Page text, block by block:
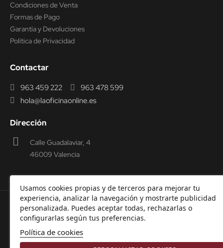
Usamos cookies propias y de terceros para mejorar tu
experiencia, analizar la navegación y mostrarte publicidad
personalizada. Puedes aceptar todas, rechazarlas o
configurarlas según tus preferencias.
Política de cookies
Condiciones de Venta
Formas de Pago
Garantía y Devoluciones
Política de Privacidad
Contactar
963 459 222
963 478 599
hola@laoficinaonline.es
Dirección
Calle Guadalaviar, 4
46009 Valencia
© 2000-2026 Laoficinaonline.SIDEOFFICE, S.L. CIF
B98914336 -
Aviso Legal -
Privacidad